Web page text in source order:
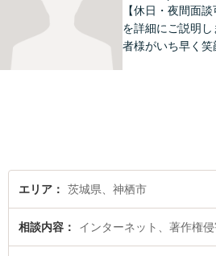
【休日・夜間面
を詳細にご説明
者様がいち早く笑
エリア 茨城県、神栖市
相談内容 インターネット、著作権